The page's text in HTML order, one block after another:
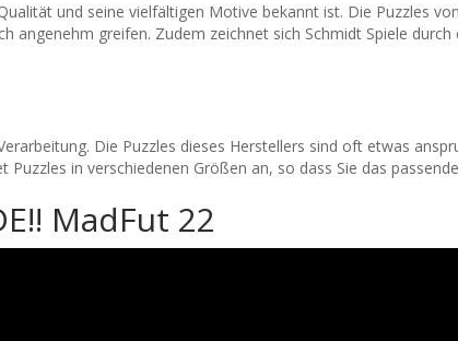
und seine vielfältigen Motive bekannt ist. Die Puzzles
greifen. Zudem zeichnet sich Schmidt Spiele
Die Puzzles dieses Herstellers sind oft etwas
in verschiedenen Größen an, so dass Sie das
MadFut 22